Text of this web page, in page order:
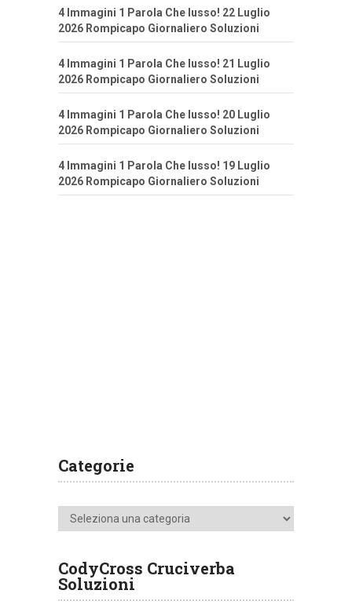
4 Immagini 1 Parola Che lusso! 22 Luglio
2026 Rompicapo Giornaliero Soluzioni
4 Immagini 1 Parola Che lusso! 21 Luglio
2026 Rompicapo Giornaliero Soluzioni
4 Immagini 1 Parola Che lusso! 20 Luglio
2026 Rompicapo Giornaliero Soluzioni
4 Immagini 1 Parola Che lusso! 19 Luglio
2026 Rompicapo Giornaliero Soluzioni
Categorie
Categorie
CodyCross Cruciverba
Soluzioni